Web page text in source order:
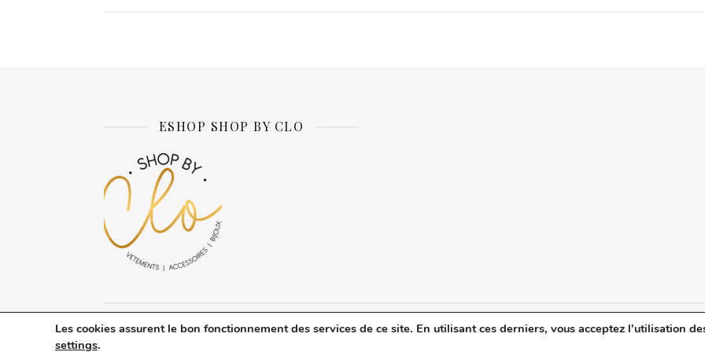
ESHOP SHOP BY CLO
A propos du blog Mentions légales Politique de confidentialité Revue de Presse
Thème Ashe parWP Royal.
Les cookies assurent le bon fonctionnement des services de ce site. En utilisant ces derniers, vous acceptez l’utilisation
settings.